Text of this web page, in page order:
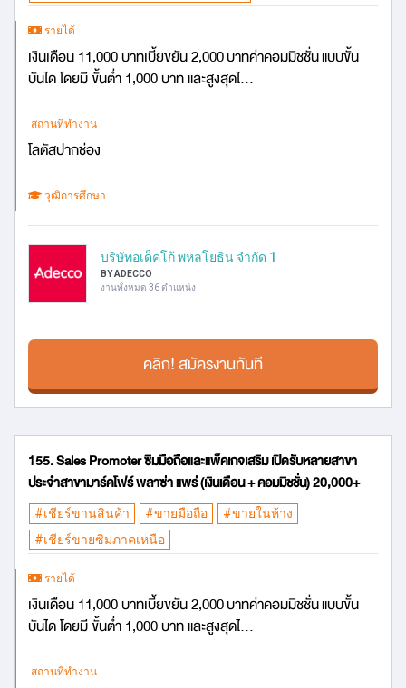
รายได้
เงินเดือน 11,000 บาทเบี้ยขยัน 2,000 บาทค่าคอมมิชชั่น แบบขั้น
บันได โดยมี ขั้นต่ำ 1,000 บาท และสูงสุดไ...
สถานที่ทำงาน
โลตัสปากช่อง
วุฒิการศึกษา
บริษัทอเด็คโก้ พหลโยธิน จำกัด 1
BY ADECCO
งานทั้งหมด 36 ตำแหน่ง
คลิก! สมัครงานทันที
155. Sales Promoter ซิมมือถือและแพ็คเกจเสริม เปิดรับหลายสาขา
ประจำสาขามาร์คโฟร์ พลาซ่า แพร่ (เงินเดือน + คอมมิชชั่น) 20,000+
#เชียร์ขานสินค้า #ขายมือถือ
#ขายในห้าง
#เชียร์ขายซิมภาคเหนือ
รายได้
เงินเดือน 11,000 บาทเบี้ยขยัน 2,000 บาทค่าคอมมิชชั่น แบบขั้น
บันได โดยมี ขั้นต่ำ 1,000 บาท และสูงสุดไ...
สถานที่ทำงาน